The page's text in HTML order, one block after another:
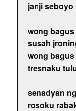
janji seboyo
wong
susah
wong
tresnaku
senadyan
rosoku